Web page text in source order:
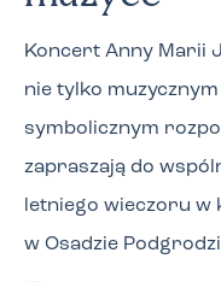
Koncert Anny Marii
nie tylko
symbolicznym
zapraszają do
letniego wieczoru w
w Osadzie